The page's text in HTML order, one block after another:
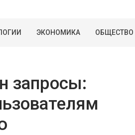
ЭКОНОМИКА ОБЩЕСТВО
запросы: